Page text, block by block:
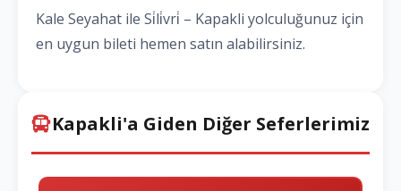
Kale Seyahat ile Si̇li̇vri̇ – Kapakli yolculuğunuz için
en uygun bileti hemen satın alabilirsiniz.
Kapakli'a Giden Diğer Seferlerimiz